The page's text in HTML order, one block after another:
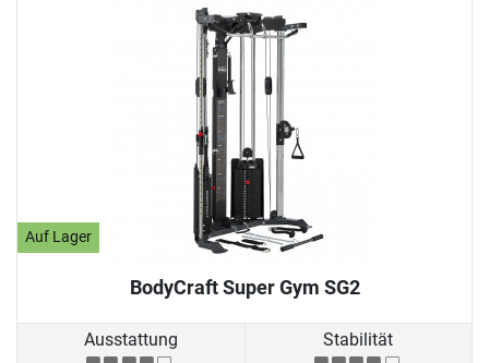
Auf Lager
BodyCraft Super Gym SG2
Ausstattung Stabilität